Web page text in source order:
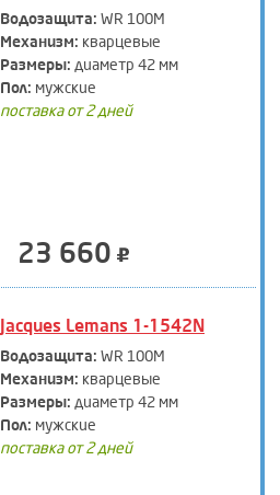
Водозащита: WR 100M
Механизм: кварцевые
Размеры: диаметр 42 мм
Пол: мужские
поставка от 2 дней
23 660
Jacques Lemans 1-1542N
Водозащита: WR 100M
Механизм: кварцевые
Размеры: диаметр 42 мм
Пол: мужские
поставка от 2 дней